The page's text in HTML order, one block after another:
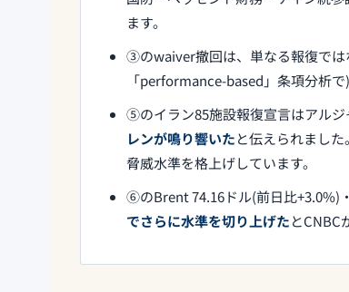
ます。
③のwaiver撤回は、単なる報復では
「performance-based」条項分析で)
⑤のイラン85施設報復宣言はアルジ
レンが鳴り響いたと伝えられまし
脅威水準を格上げしています。
⑥のBrent 74.16ドル(前日比+3.0%)
でさらに水準を切り上げたとCNBC